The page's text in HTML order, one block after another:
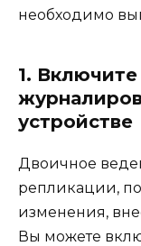
необходимо
1.
устройстве
Двоичное
репликации,
изменения,
Вы можете